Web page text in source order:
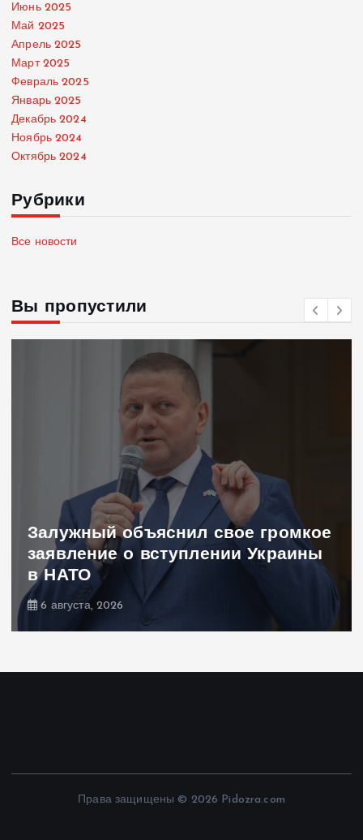
Июнь 2025
Май 2025
Апрель 2025
Март 2025
Февраль 2025
Январь 2025
Декабрь 2024
Ноябрь 2024
Октябрь 2024
Рубрики
Все новости
Вы пропустили
Залужный объяснил свое громкое
заявление о вступлении Украины
в НАТО
6 августа, 2026
Права защищены © 2026 Pidozra.com